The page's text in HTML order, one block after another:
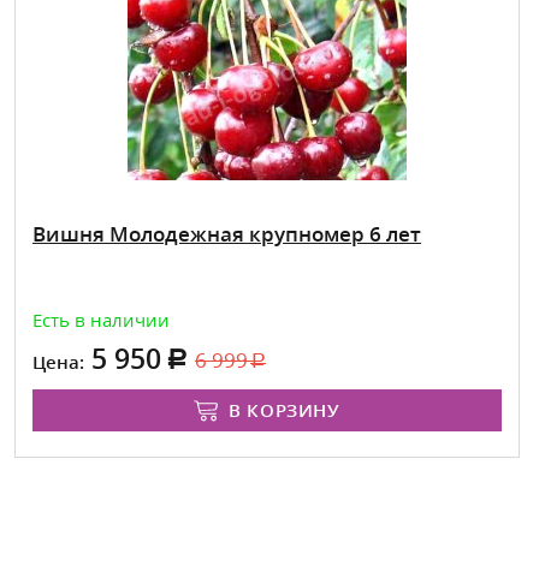
Вишня Молодежная крупномер 6 лет
Есть в наличии
Цена: 5 950 6 999
В КОРЗИНУ